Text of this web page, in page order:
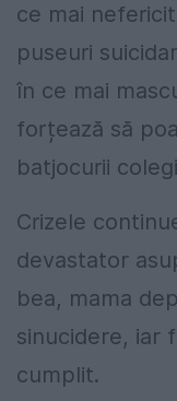
ce mai
puseuri
în ce mai
forțează să
batjocurii
Crizele
devastator
bea, mama
sinucidere, iar
cumplit.